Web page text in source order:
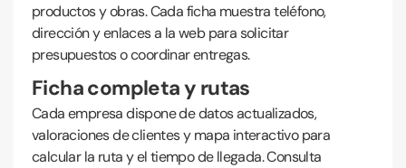
productos y obras. Cada ficha muestra teléfono,
dirección y enlaces a la web para solicitar
presupuestos o coordinar entregas.
Ficha completa y rutas
Cada empresa dispone de datos actualizados,
valoraciones de clientes y mapa interactivo para
calcular la ruta y el tiempo de llegada. Consulta